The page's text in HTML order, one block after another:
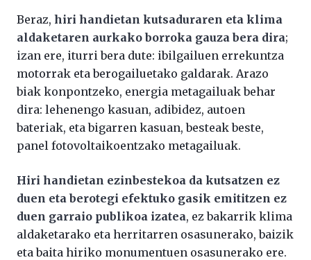
Beraz, hiri handietan kutsaduraren eta klima
aldaketaren aurkako borroka gauza bera dira;
izan ere, iturri bera dute: ibilgailuen errekuntza
motorrak eta berogailuetako galdarak. Arazo
biak konpontzeko, energia metagailuak behar
dira: lehenengo kasuan, adibidez, autoen
bateriak, eta bigarren kasuan, besteak beste,
panel fotovoltaikoentzako metagailuak.
Hiri handietan ezinbestekoa da kutsatzen ez
duen eta berotegi efektuko gasik emititzen ez
duen garraio publikoa izatea, ez bakarrik klima
aldaketarako eta herritarren osasunerako, baizik
eta baita hiriko monumentuen osasunerako ere.